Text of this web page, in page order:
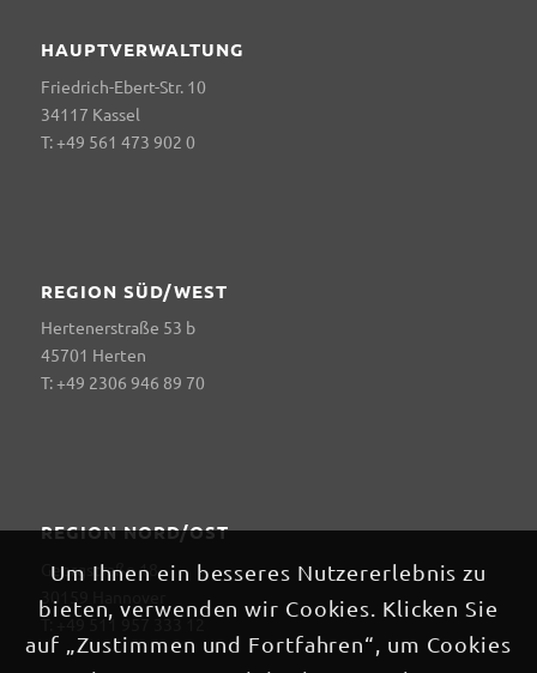
HAUPTVERWALTUNG
Friedrich-Ebert-Str. 10
34117 Kassel
T: +49 561 473 902 0
REGION SÜD/WEST
Hertenerstraße 53 b
45701 Herten
T: +49 2306 946 89 70
REGION NORD/OST
Georgstraße 18
30159 Hannover
T: +49 511 957 333 12
Um Ihnen ein besseres Nutzererlebnis zu
bieten, verwenden wir Cookies. Klicken Sie
auf „Zustimmen und Fortfahren“, um Cookies